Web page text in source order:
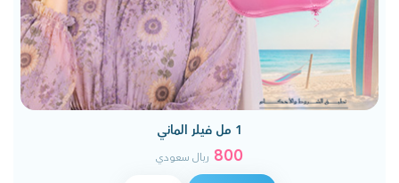
1 مل فيلر الماني
800 ريال سعودي